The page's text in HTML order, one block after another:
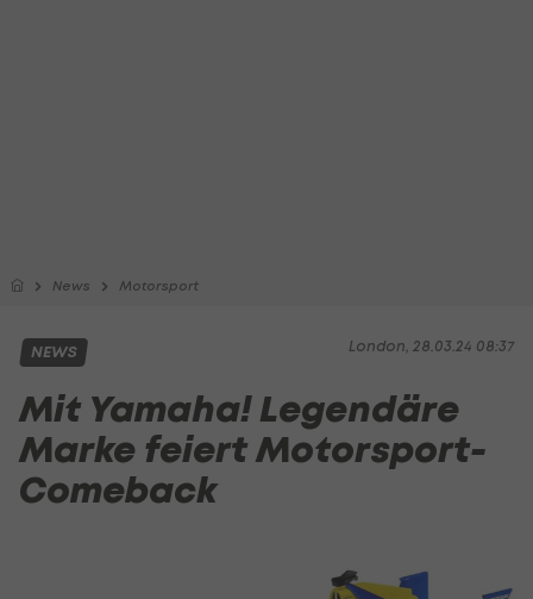
News Motorsport
London, 28.03.24 08:37
NEWS
Mit Yamaha! Legendäre
Marke feiert Motorsport-
Comeback